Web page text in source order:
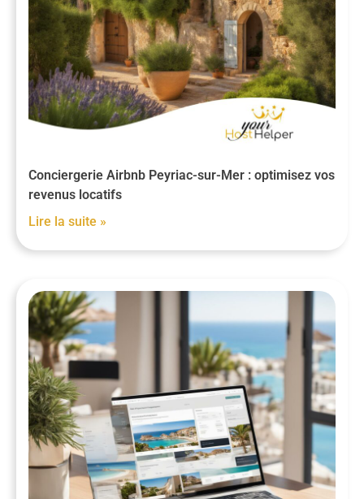
Conciergerie Airbnb Peyriac-sur-Mer : optimisez vos
revenus locatifs
Lire la suite »